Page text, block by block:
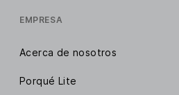
EMPRESA
Acerca de nosotros
Porqué Lite